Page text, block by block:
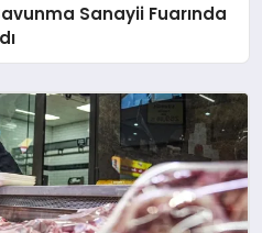
Sanayii Fuarında